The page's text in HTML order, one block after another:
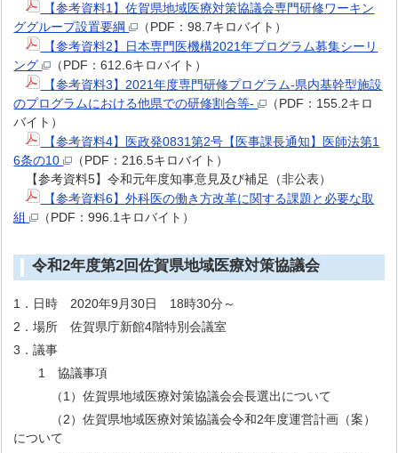
【参考資料1】佐賀県地域医療対策協議会専門研修ワーキン
ググループ設置要綱
（PDF：98.7キロバイト）
【参考資料2】日本専門医機構2021年プログラム募集シーリ
ング
（PDF：612.6キロバイト）
【参考資料3】2021年度専門研修プログラム-県内基幹型施設
のプログラムにおける他県での研修割合等-
（PDF：155.2キロ
バイト）
【参考資料4】医政発0831第2号【医事課長通知】医師法第1
6条の10
（PDF：216.5キロバイト）
【参考資料5】令和元年度知事意見及び補足（非公表）
【参考資料6】外科医の働き方改革に関する課題と必要な取
組
（PDF：996.1キロバイト）
令和2年度第2回佐賀県地域医療対策協議会
1．日時 2020年9月30日 18時30分～
2．場所 佐賀県庁新館4階特別会議室
3．議事
1 協議事項
（1）佐賀県地域医療対策協議会会長選出について
（2）佐賀県地域医療対策協議会令和2年度運営計画（案）
について